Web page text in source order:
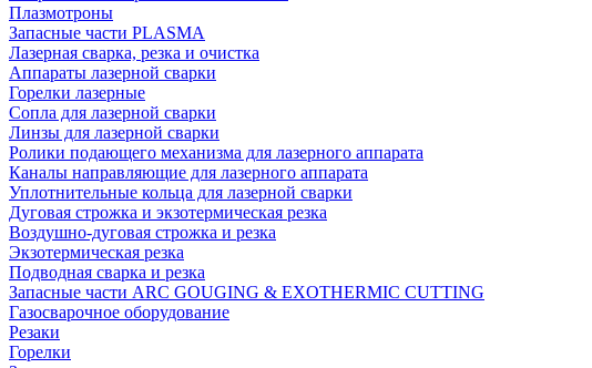
Плазмотроны
Запасные части PLASMA
Лазерная сварка, резка и очистка
Аппараты лазерной сварки
Горелки лазерные
Сопла для лазерной сварки
Линзы для лазерной сварки
Ролики подающего механизма для лазерного аппарата
Каналы направляющие для лазерного аппарата
Уплотнительные кольца для лазерной сварки
Дуговая строжка и экзотермическая резка
Воздушно-дуговая строжка и резка
Экзотермическая резка
Подводная сварка и резка
Запасные части ARC GOUGING & EXOTHERMIC CUTTING
Газосварочное оборудование
Резаки
Горелки